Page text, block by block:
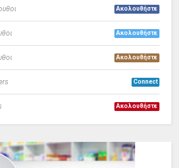
Ακολουθήστε
Ακολουθήστε
Ακολουθήστε
Connect
Ακολουθήστε